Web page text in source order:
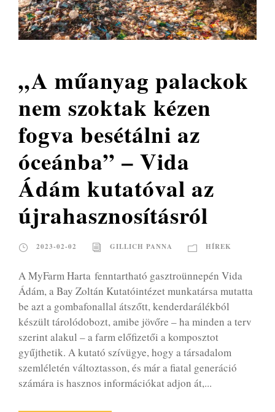
„A műanyag palackok
nem szoktak kézen
fogva besétálni az
óceánba” – Vida
Ádám kutatóval az
újrahasznosításról
2023-02-02 GILLICH PANNA HÍREK
A MyFarm Harta fenntartható gasztroünnepén Vida
Ádám, a Bay Zoltán Kutatóintézet munkatársa mutatta
be azt a gombafonallal átszőtt, kenderdarálékból
készült tárolódobozt, amibe jövőre – ha minden a terv
szerint alakul – a farm előfizetői a komposztot
gyűjthetik. A kutató szívügye, hogy a társadalom
szemléletén változtasson, és már a fiatal generáció
számára is hasznos információkat adjon át,...